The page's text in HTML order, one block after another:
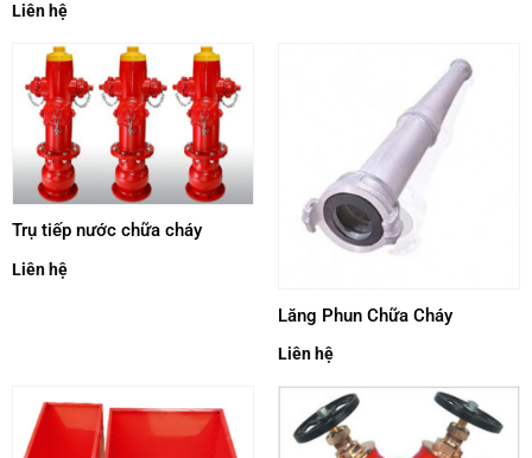
Liên hệ
Trụ tiếp nước chữa cháy
Liên hệ
Lăng Phun Chữa Cháy
Liên hệ